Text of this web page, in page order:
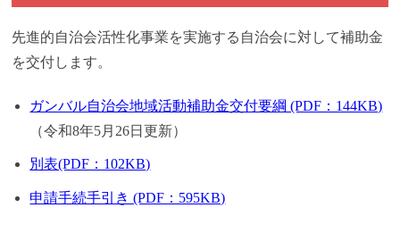
先進的自治会活性化事業を実施する自治会に対して補助金
を交付します。
ガンバル自治会地域活動補助金交付要綱 (PDF：144KB)
（令和8年5月26日更新）
別表(PDF：102KB)
申請手続手引き (PDF：595KB)